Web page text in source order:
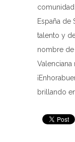
España de
talento y
nombre
brillando